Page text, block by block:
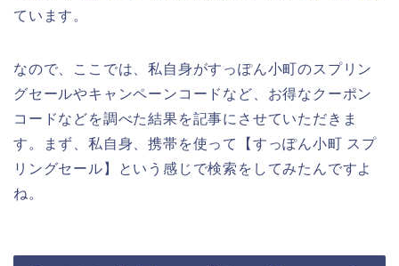
ています。
なので、ここでは、私自身がすっぽん小町のスプリン
グセールやキャンペーンコードなど、お得なクーポン
コードなどを調べた結果を記事にさせていただきま
す。まず、私自身、携帯を使って【すっぽん小町 スプ
リングセール】という感じで検索をしてみたんですよ
ね。